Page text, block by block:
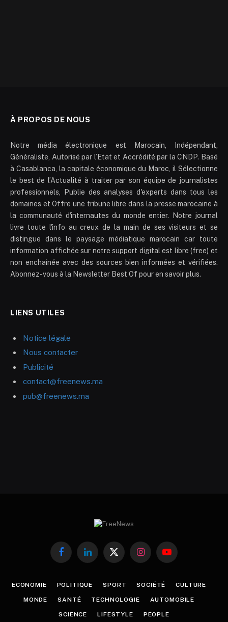
À PROPOS DE NOUS
Notre média électronique est Marocain, Indépendant,
Généraliste, Autorisé par l’Etat et Accrédité par la CNDP. Basé
à Casablanca, la capitale économique du Maroc, il Sélectionne
le best de l’Actualité à traiter par son équipe de journalistes
professionnels, Publie des analyses d'experts dans tous les
domaines et Offre une tribune libre dans la presse marocaine à
la communauté d'internautes du monde entier. Notre journal
livre toute l'info au creux de la main de ses visiteurs et se
distingue dans le paysage médiatique marocain car toute
information affichée sur notre support digital est libre (free) et
non enchaînée avec des sources bien informées et vérifiées.
Abonnez-vous à la Newsletter Best Of pour en savoir plus.
LIENS UTILES
Notice légale
Nous contacter
Publicité
contact@freenews.ma
pub@freenews.ma
FacebookLinkedInX
InstagramYouTube
ECONOMIE POLITIQUE SPORT SOCIÉTÉ CULTURE
MONDE SANTÉ TECHNOLOGIE AUTOMOBILE
SCIENCE LIFESTYLE PEOPLE